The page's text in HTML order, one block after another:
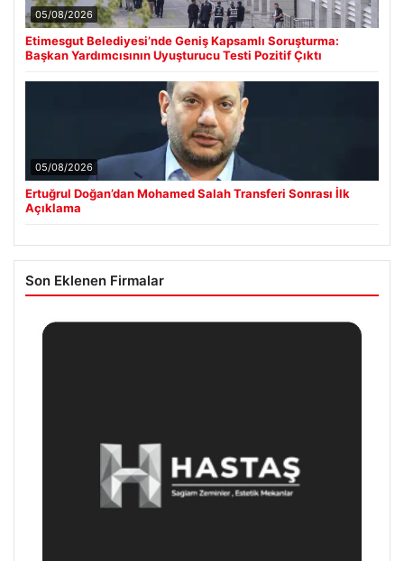
05/08/2026
Etimesgut Belediyesi’nde Geniş Kapsamlı Soruşturma:
Başkan Yardımcısının Uyuşturucu Testi Pozitif Çıktı
05/08/2026
Ertuğrul Doğan’dan Mohamed Salah Transferi Sonrası İlk
Açıklama
Son Eklenen Firmalar